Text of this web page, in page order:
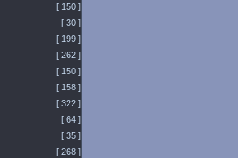
[ 150 ]
[ 30 ]
[ 199 ]
[ 262 ]
[ 150 ]
[ 158 ]
[ 322 ]
[ 64 ]
[ 35 ]
[ 268 ]